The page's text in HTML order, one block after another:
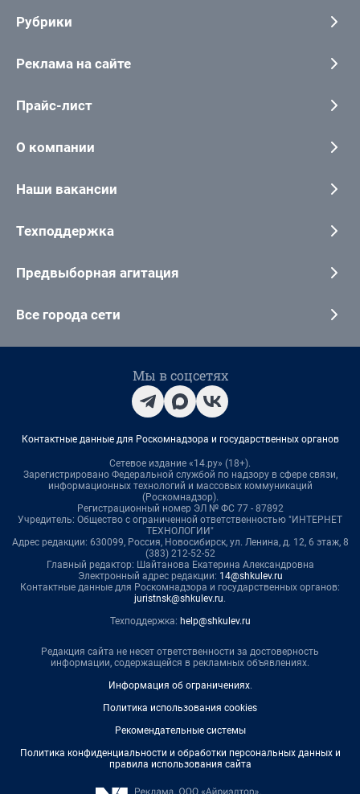
Рубрики
Реклама на сайте
Прайс-лист
О компании
Наши вакансии
Техподдержка
Предвыборная агитация
Все города сети
Мы в соцсетях
Контактные данные для Роскомнадзора и государственных органов
Сетевое издание «14.ру» (18+).
Зарегистрировано Федеральной службой по надзору в сфере связи,
информационных технологий и массовых коммуникаций
(Роскомнадзор).
Регистрационный номер ЭЛ № ФС 77 - 87892
Учредитель: Общество с ограниченной ответственностью "ИНТЕРНЕТ
ТЕХНОЛОГИИ"
Адрес редакции: 630099, Россия, Новосибирск, ул. Ленина, д. 12, 6 этаж, 8
(383) 212-52-52
Главный редактор: Шайтанова Екатерина Александровна
Электронный адрес редакции: 14@shkulev.ru
Контактные данные для Роскомнадзора и государственных органов:
juristnsk@shkulev.ru.
Техподдержка: help@shkulev.ru
Редакция сайта не несет ответственности за достоверность
информации, содержащейся в рекламных объявлениях.
Информация об ограничениях.
Политика использования cookies
Рекомендательные системы
Политика конфиденциальности и обработки персональных данных и
правила использования сайта